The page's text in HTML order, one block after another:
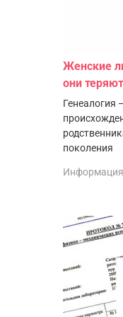
Женские
они
Генеалогия
поколения
Информация